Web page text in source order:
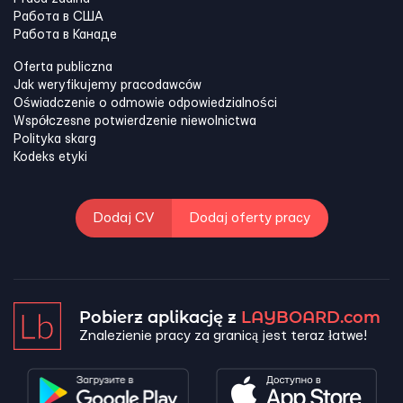
Работа в США
Работа в Канадe
Oferta publiczna
Jak weryfikujemy pracodawców
Oświadczenie o odmowie odpowiedzialności
Współczesne potwierdzenie niewolnictwa
Polityka skarg
Kodeks etyki
Dodaj CV Dodaj oferty pracy
Pobierz aplikację z LAYBOARD.com
Znalezienie pracy za granicą jest teraz łatwe!